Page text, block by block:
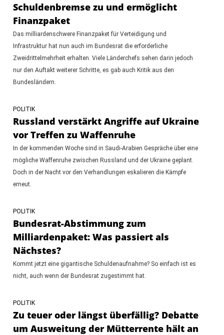
Schuldenbremse zu und ermöglicht
Finanzpaket
Das milliardenschwere Finanzpaket für Verteidigung und
Infrastruktur hat nun auch im Bundesrat die erforderliche
Zweidrittelmehrheit erhalten. Viele Länderchefs sehen darin jedoch
nur den Auftakt weiterer Schritte, es gab auch Kritik aus den
Bundesländern.
POLITIK
Russland verstärkt Angriffe auf Ukraine
vor Treffen zu Waffenruhe
In der kommenden Woche sind in Saudi-Arabien Gespräche über eine
mögliche Waffenruhe zwischen Russland und der Ukraine geplant.
Doch in der Nacht vor den Verhandlungen eskalieren die Kämpfe
erneut.
POLITIK
Bundesrat-Abstimmung zum
Milliardenpaket: Was passiert als
Nächstes?
Kommt jetzt eine gigantische Schuldenaufnahme? So einfach ist es
nicht, auch wenn der Bundesrat zugestimmt hat.
POLITIK
Zu teuer oder längst überfällig? Debatte
um Ausweitung der Mütterrente hält an